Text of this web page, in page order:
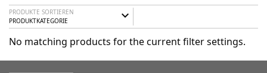
PRODUKTE SORTIEREN
PRODUKTKATEGORIE
expand_more
No matching products for the current filter settings.